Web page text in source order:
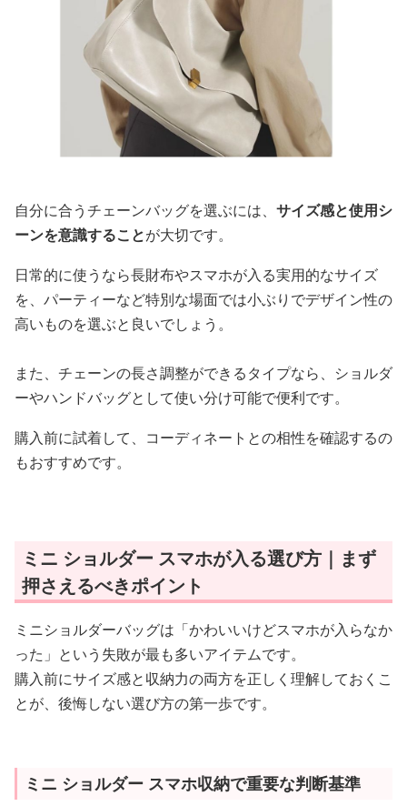
自分に合うチェーンバッグを選ぶには、 サイズ感と使用シ
ーンを意識することが大切です。
日常的に使うなら長財布やスマホが入る実用的なサイズ
を、パーティーなど特別な場面では小ぶりでデザイン性の
高いものを選ぶと良いでしょう。
また、チェーンの長さ調整ができるタイプなら、ショルダ
ーやハンドバッグとして使い分け可能で便利です。
購入前に試着して、コーディネートとの相性を確認するの
もおすすめです。
ミニ ショルダー スマホが入る選び方｜まず
押さえるべきポイント
ミニショルダーバッグは「かわいいけどスマホが入らなか
った」という失敗が最も多いアイテムです。
購入前にサイズ感と収納力の両方を正しく理解しておくこ
とが、後悔しない選び方の第一歩です。
ミニ ショルダー スマホ収納で重要な判断基準